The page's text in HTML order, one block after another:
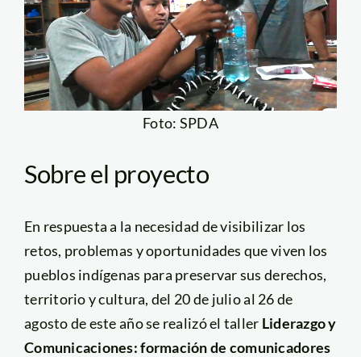
Foto: SPDA
Sobre el proyecto
En respuesta a la necesidad de visibilizar los
retos, problemas y oportunidades que viven los
pueblos indígenas para preservar sus derechos,
territorio y cultura, del 20 de julio al 26 de
agosto de este año se realizó el taller Liderazgo y
Comunicaciones: formación de comunicadores